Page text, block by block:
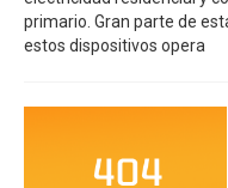
primario. Gran parte de
estos dispositivos opera